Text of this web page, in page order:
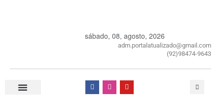
sábado, 08, agosto, 2026
adm.portalatualizado@gmail.com
(92)98474-9643